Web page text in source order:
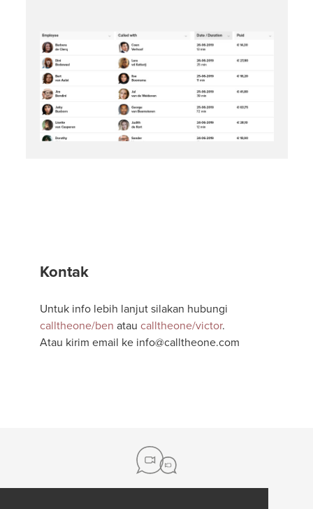
Kontak
Untuk info lebih lanjut silakan hubungi
calltheone/ben atau calltheone/victor.
Atau kirim email ke info@calltheone.com